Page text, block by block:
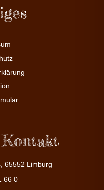
Kontakt
65552 Limburg
66 0